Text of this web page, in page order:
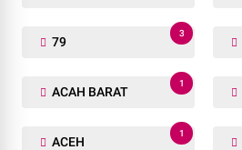
79
3
ACAH BARAT
1
ACEH
1